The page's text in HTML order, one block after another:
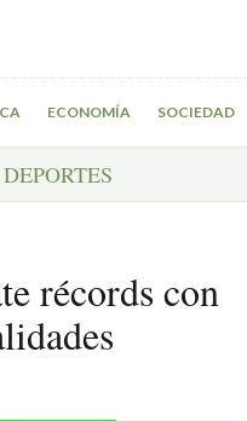
ECONOMÍA SOCIEDAD
DEPORTES
récords con